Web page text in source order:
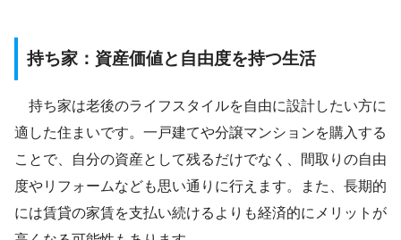
持ち家：資産価値と自由度を持つ生活
持ち家は老後のライフスタイルを自由に設計したい方に
適した住まいです。一戸建てや分譲マンションを購入する
ことで、自分の資産として残るだけでなく、間取りの自由
度やリフォームなども思い通りに行えます。また、長期的
には賃貸の家賃を支払い続けるよりも経済的にメリットが